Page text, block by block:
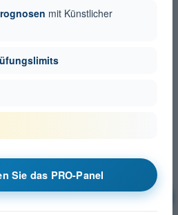
Ausbildung!
mit Künstlicher
Sie das PRO-Panel